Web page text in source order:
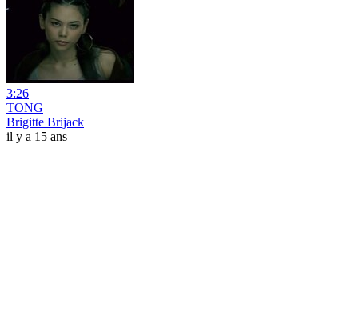
3:26
TONG
Brigitte Brijack
il y a 15 ans